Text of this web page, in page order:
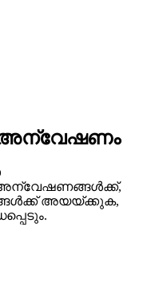
അന്വേഷണം
അന്വേഷണങ്ങൾക്ക്,
അയയ്ക്കുക,